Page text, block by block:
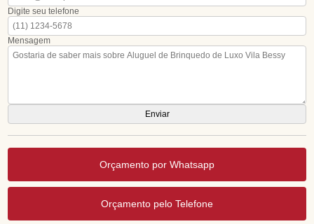
Digite seu telefone
Mensagem
Orçamento por Whatsapp
Orçamento pelo Telefone